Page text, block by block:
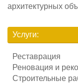
архитектурных
Услуги:
Реставрация
Реновация и
Строительные